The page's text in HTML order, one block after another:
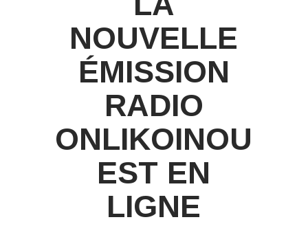
NOUVELLE
ÉMISSION
RADIO
ONLIKOINOU
EST EN
LIGNE